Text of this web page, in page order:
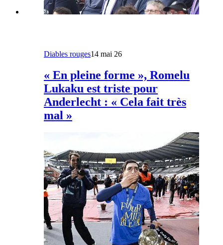
Diables rouges14 mai 26
« En pleine forme », Romelu
Lukaku est triste pour
Anderlecht : « Cela fait très
mal »